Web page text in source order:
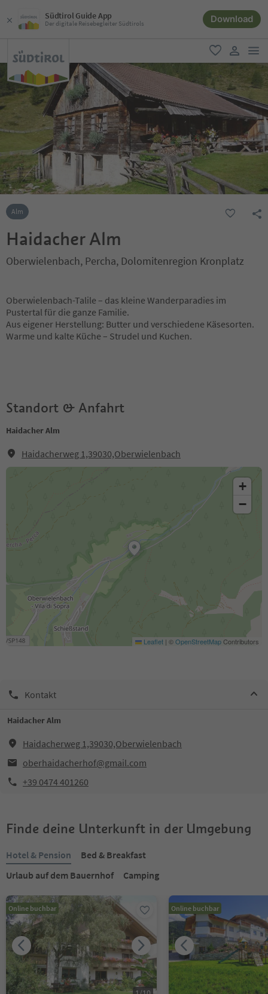
Südtirol Guide App
Der digitale Reisebegleiter Südtirols Download
favorit
user link
Alm
Haidacher Alm
Oberwielenbach, Percha, Dolomitenregion Kronplatz
Oberwielenbach-Talile – das kleine Wanderparadies im
Pustertal für die ganze Familie.
Aus eigener Herstellung: Butter und verschiedene Käsesorten.
Warme und kalte Küche – Strudel und Kuchen.
Standort & Anfahrt
Haidacher Alm
Haidacherweg 1,39030,Oberwielenbach
+
−
Leaflet | ©OpenStreetMapContributors
Kontakt
Haidacher Alm
Haidacherweg 1,39030,Oberwielenbach
oberhaidacherhof@gmail.com
+39 0474 401260
Finde deine Unterkunft in der Umgebung
Hotel & Pension
Bed & Breakfast
Urlaub auf dem Bauernhof
Camping
Online buchbar Online buchbar